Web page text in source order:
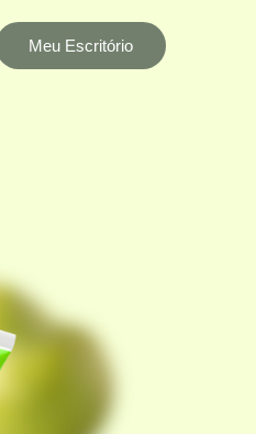
Meu Escritório